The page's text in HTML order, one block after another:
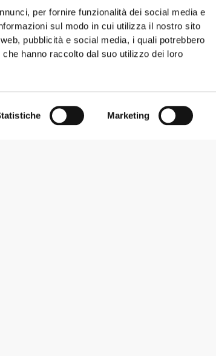
per fornire funzionalità dei social media e
sul modo in cui utilizza il nostro sito
pubblicità e social media, i quali potrebbero
hanno raccolto dal suo utilizzo dei loro
Marketing